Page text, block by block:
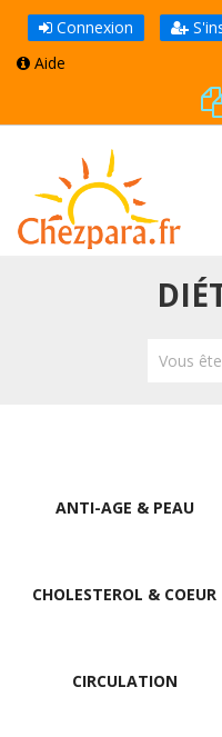
Connexion
Aide
Vous
ANTI-AGE & PEAU
CHOLESTEROL & COEUR
CIRCULATION